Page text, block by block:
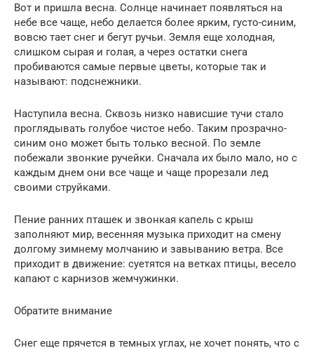
Вот и пришла весна. Солнце начинает появляться на
небе все чаще, небо делается более ярким, густо-синим,
вовсю тает снег и бегут ручьи. Земля еще холодная,
слишком сырая и голая, а через остатки снега
пробиваются самые первые цветы, которые так и
называют: подснежники.
Наступила весна. Сквозь низко нависшие тучи стало
проглядывать голубое чистое небо. Таким прозрачно-
синим оно может быть только весной. По земле
побежали звонкие ручейки. Сначала их было мало, но с
каждым днем они все чаще и чаще прорезали лед
своими струйками.
Пение ранних пташек и звонкая капель с крыш
заполняют мир, весенняя музыка приходит на смену
долгому зимнему молчанию и завыванию ветра. Все
приходит в движение: суетятся на ветках птицы, весело
капают с карнизов жемчужинки.
Обратите внимание
Снег еще прячется в темных углах, не хочет понять, что с